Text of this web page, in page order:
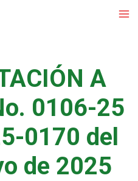
A
0106-25
0170 del
de 2025